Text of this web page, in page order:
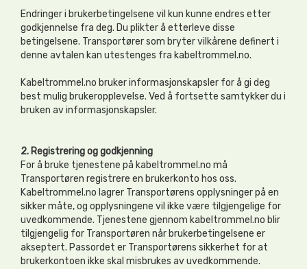
Endringer i brukerbetingelsene vil kun kunne endres etter
godkjennelse fra deg. Du plikter å etterleve disse
betingelsene. Transportører som bryter vilkårene definert i
denne avtalen kan utestenges fra kabeltrommel.no.
Kabeltrommel.no bruker informasjonskapsler for å gi deg
best mulig brukeropplevelse. Ved å fortsette samtykker du i
bruken av informasjonskapsler.
2. Registrering og godkjenning
For å bruke tjenestene på kabeltrommel.no må
Transportøren registrere en brukerkonto hos oss.
Kabeltrommel.no lagrer Transportørens opplysninger på en
sikker måte, og opplysningene vil ikke være tilgjengelige for
uvedkommende. Tjenestene gjennom kabeltrommel.no blir
tilgjengelig for Transportøren når brukerbetingelsene er
akseptert. Passordet er Transportørens sikkerhet for at
brukerkontoen ikke skal misbrukes av uvedkommende.